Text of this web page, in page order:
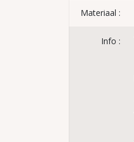
Materiaal :
Info :